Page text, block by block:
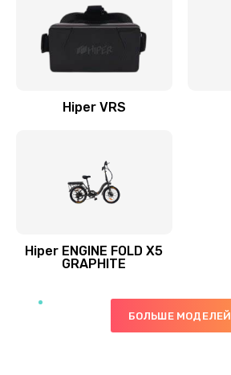
Hiper VRS
Hiper ENGINE FOLD X5
GRAPHITE
БОЛЬШЕ МОДЕЛЕЙ